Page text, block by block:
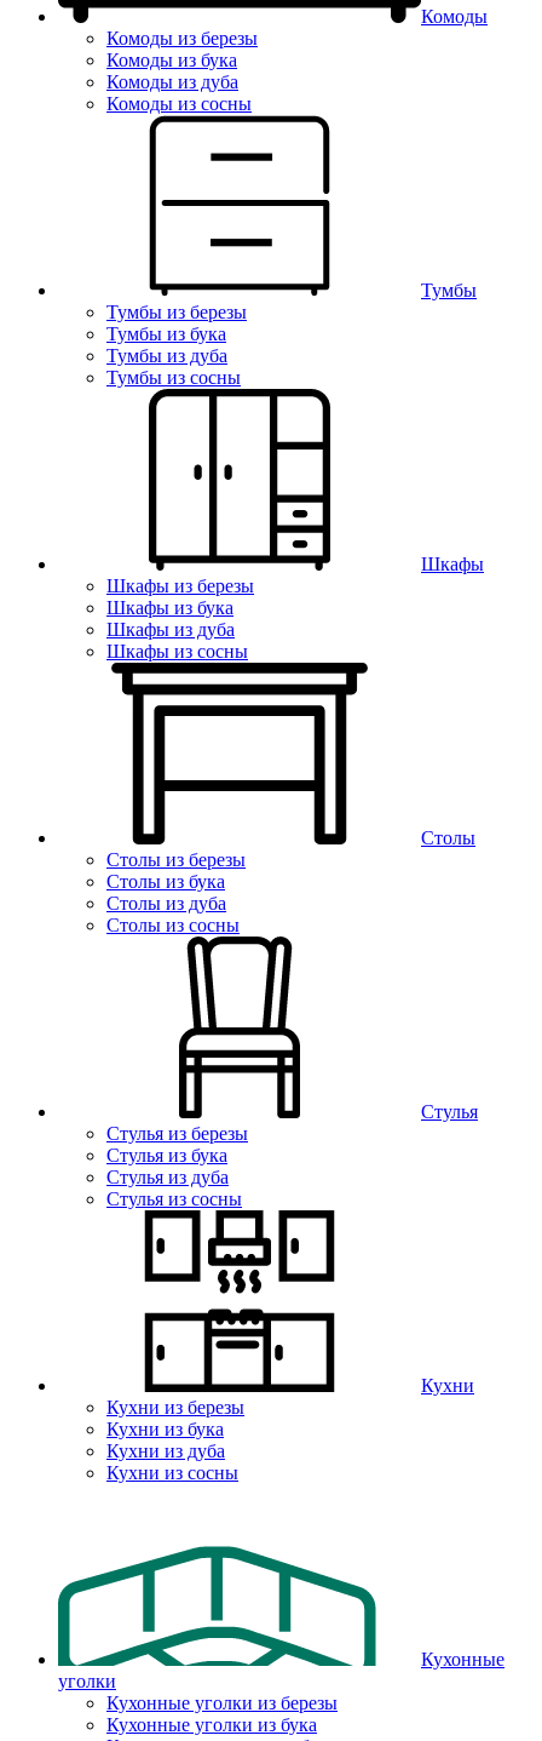
Комоды
Комоды из березы
Комоды из бука
Комоды из дуба
Комоды из сосны
Тумбы
Тумбы из березы
Тумбы из бука
Тумбы из дуба
Тумбы из сосны
Шкафы
Шкафы из березы
Шкафы из бука
Шкафы из дуба
Шкафы из сосны
Столы
Столы из березы
Столы из бука
Столы из дуба
Столы из сосны
Стулья
Стулья из березы
Стулья из бука
Стулья из дуба
Стулья из сосны
Кухни
Кухни из березы
Кухни из бука
Кухни из дуба
Кухни из сосны
Кухонные
уголки
Кухонные уголки из березы
Кухонные уголки из бука